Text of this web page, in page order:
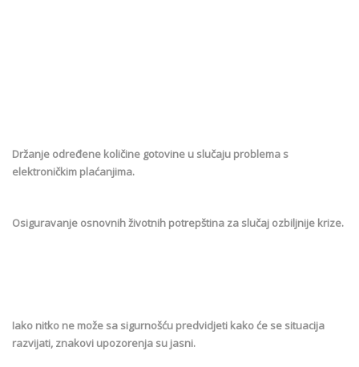
Držanje određene količine gotovine u slučaju problema s
elektroničkim plaćanjima.
Osiguravanje osnovnih životnih potrepština za slučaj ozbiljnije krize.
Iako nitko ne može sa sigurnošću predvidjeti kako će se situacija
razvijati, znakovi upozorenja su jasni.